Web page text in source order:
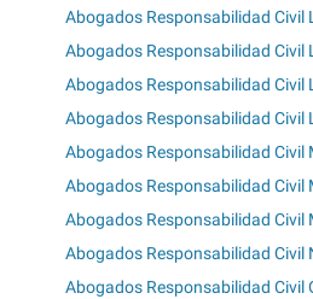
Abogados Responsabilidad Civil
Abogados Responsabilidad Civil
Abogados Responsabilidad Civil
Abogados Responsabilidad Civil
Abogados Responsabilidad Civil
Abogados Responsabilidad Civil
Abogados Responsabilidad Civil
Abogados Responsabilidad Civil
Abogados Responsabilidad Civil